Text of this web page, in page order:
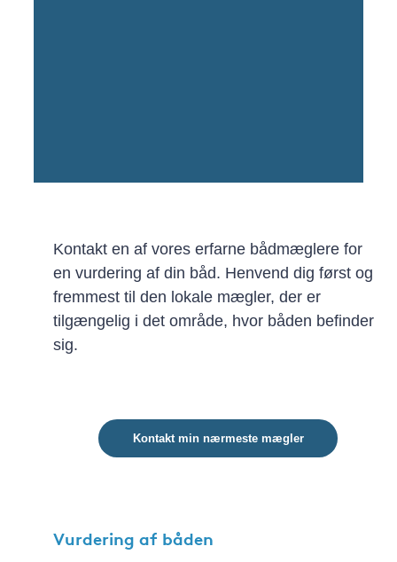
Kontakt en af vores erfarne bådmæglere for
en vurdering af din båd. Henvend dig først og
fremmest til den lokale mægler, der er
tilgængelig i det område, hvor båden befinder
sig.
Kontakt min nærmeste mægler
Vurdering af båden